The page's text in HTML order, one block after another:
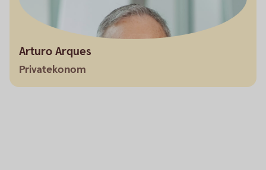
Arturo Arques
Privatekonom